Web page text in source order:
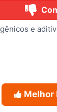
e
Melhor